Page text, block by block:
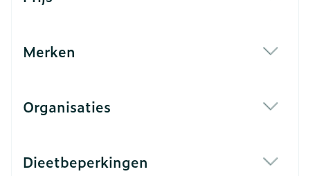
Merken
Organisaties
Dieetbeperkingen